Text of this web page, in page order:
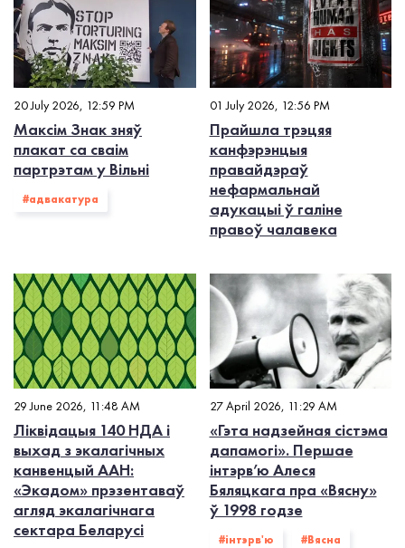
20 July 2026, 12:59 PM
Максім Знак зняў
плакат са сваім
партрэтам у Вільні
#адвакатура
01 July 2026, 12:56 PM
Прайшла трэцяя
канфэрэнцыя
правайдэраў
нефармальнай
адукацыі ў галіне
правоў чалавека
29 June 2026, 11:48 AM
Ліквідацыя 140 НДА і
выхад з экалагiчных
канвенцый ААН:
«Экадом» прэзентаваў
агляд экалагічнага
сектара Беларусі
27 April 2026, 11:29 AM
«Гэта надзейная сістэма
дапамогі». Першае
інтэрв’ю Алеся
Бяляцкага пра «Вясну»
ў 1998 годзе
#інтэрв'ю #Вясна